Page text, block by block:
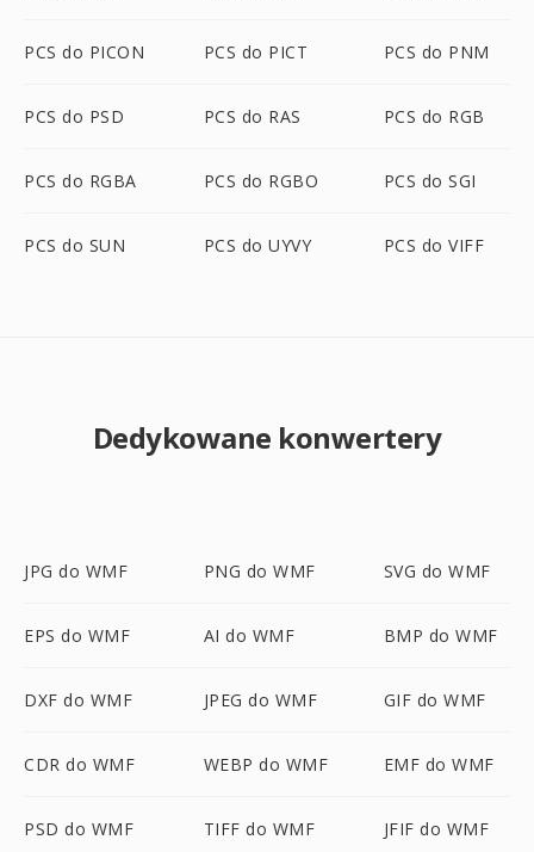
PCS do PICON PCS do PICT PCS do PNM
PCS do PSD PCS do RAS PCS do RGB
PCS do RGBA PCS do RGBO PCS do SGI
PCS do SUN PCS do UYVY PCS do VIFF
Dedykowane konwertery
JPG do WMF PNG do WMF SVG do WMF
EPS do WMF AI do WMF BMP do WMF
DXF do WMF JPEG do WMF GIF do WMF
CDR do WMF WEBP do WMF EMF do WMF
PSD do WMF TIFF do WMF JFIF do WMF